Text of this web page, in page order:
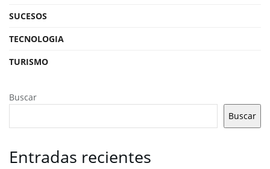
SUCESOS
TECNOLOGIA
TURISMO
Buscar
Buscar
Entradas recientes